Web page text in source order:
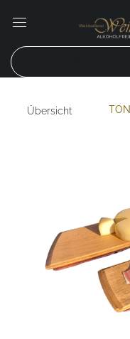
Übersicht